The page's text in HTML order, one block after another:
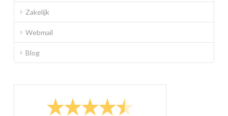
Zakelijk
Webmail
Blog